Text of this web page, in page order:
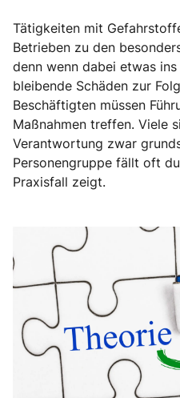
Tätigkeiten mit
Betrieben zu den
denn wenn dabei etwas
bleibende Schäden zur
Beschäftigten müssen
Maßnahmen treffen. Viele
Verantwortung zwar
Personengruppe fällt oft
Praxisfall zeigt.